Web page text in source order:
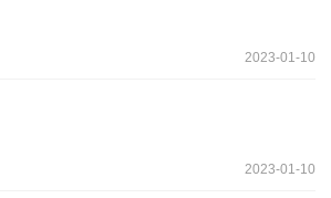
2023-01-10
2023-01-10